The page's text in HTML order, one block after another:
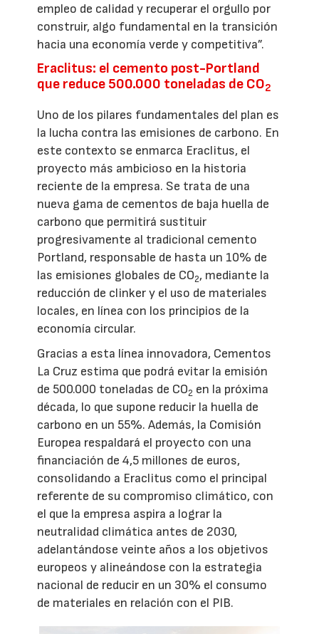
empleo de calidad y recuperar el orgullo por
construir, algo fundamental en la transición
hacia una economía verde y competitiva”.
Eraclitus: el cemento post-Portland
que reduce 500.000 toneladas de CO2
Uno de los pilares fundamentales del plan es
la lucha contra las emisiones de carbono. En
este contexto se enmarca Eraclitus, el
proyecto más ambicioso en la historia
reciente de la empresa. Se trata de una
nueva gama de cementos de baja huella de
carbono que permitirá sustituir
progresivamente al tradicional cemento
Portland, responsable de hasta un 10% de
las emisiones globales de CO2, mediante la
reducción de clinker y el uso de materiales
locales, en línea con los principios de la
economía circular.
Gracias a esta línea innovadora, Cementos
La Cruz estima que podrá evitar la emisión
de 500.000 toneladas de CO2 en la próxima
década, lo que supone reducir la huella de
carbono en un 55%. Además, la Comisión
Europea respaldará el proyecto con una
financiación de 4,5 millones de euros,
consolidando a Eraclitus como el principal
referente de su compromiso climático, con
el que la empresa aspira a lograr la
neutralidad climática antes de 2030,
adelantándose veinte años a los objetivos
europeos y alineándose con la estrategia
nacional de reducir en un 30% el consumo
de materiales en relación con el PIB.